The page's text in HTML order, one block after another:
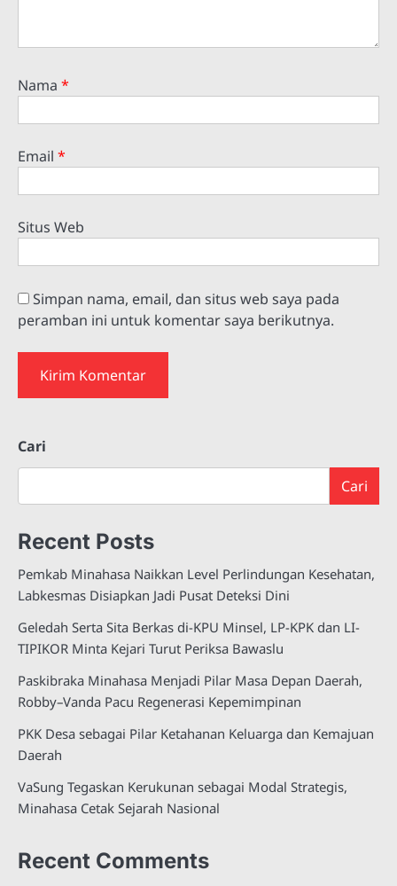
Nama *
Email *
Situs Web
Simpan nama, email, dan situs web saya pada
peramban ini untuk komentar saya berikutnya.
Cari
Cari
Recent Posts
Pemkab Minahasa Naikkan Level Perlindungan Kesehatan,
Labkesmas Disiapkan Jadi Pusat Deteksi Dini
Geledah Serta Sita Berkas di-KPU Minsel, LP-KPK dan LI-
TIPIKOR Minta Kejari Turut Periksa Bawaslu
Paskibraka Minahasa Menjadi Pilar Masa Depan Daerah,
Robby–Vanda Pacu Regenerasi Kepemimpinan
PKK Desa sebagai Pilar Ketahanan Keluarga dan Kemajuan
Daerah
VaSung Tegaskan Kerukunan sebagai Modal Strategis,
Minahasa Cetak Sejarah Nasional
Recent Comments